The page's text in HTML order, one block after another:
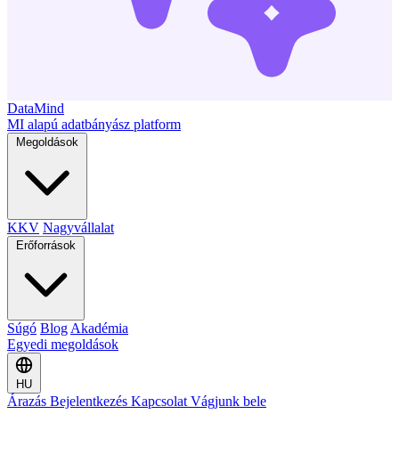
DataMind
MI alapú adatbányász platform
Megoldások
KKV Nagyvállalat
Erőforrások
Súgó Blog Akadémia
Egyedi megoldások
HU
Árazás Bejelentkezés Kapcsolat Vágjunk bele